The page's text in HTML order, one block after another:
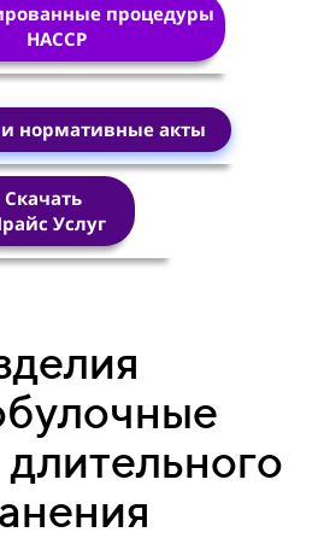
Скачать
Услуг
процедуры
HACCP
нормативные акты